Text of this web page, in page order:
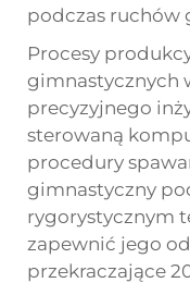
podczas ruchów
Procesy
gimnastycznych
precyzyjnego
sterowaną
procedury
gimnastyczny
rygorystycznym
zapewnić jego
przekraczające